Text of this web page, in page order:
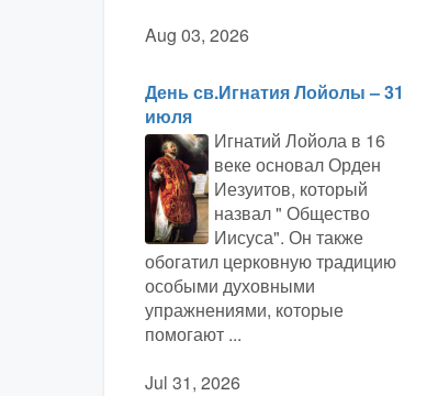
Aug 03, 2026
День св.Игнатия Лойолы – 31
июля
Игнатий Лойола в 16
веке основал Орден
Иезуитов, который
назвал " Общество
Иисуса". Он также
обогатил церковную традицию
особыми духовными
упражнениями, которые
помогают ...
Jul 31, 2026